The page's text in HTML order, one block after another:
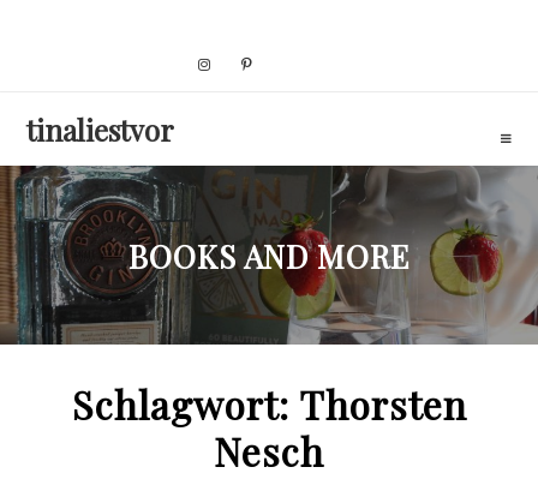
tinaliestvor
BOOKS AND MORE
Schlagwort: Thorsten
Nesch